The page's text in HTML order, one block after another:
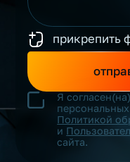
прикрепить
Я
Политикой
и
сайта.